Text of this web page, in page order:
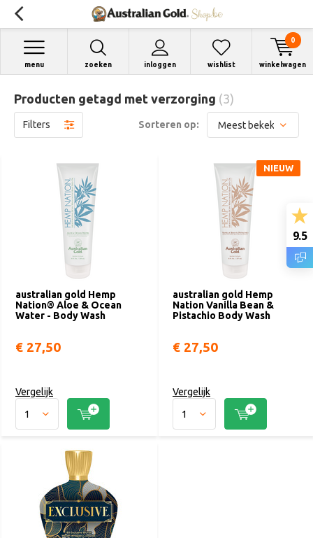
zoeken inloggen
menu wishlist winkelwagen
0
Producten getagd met verzorging (3)
Filters Sorteren op:
australian gold Hemp
Nation® Aloe & Ocean
Water - Body Wash
€ 27,50
Vergelijk
australian gold Hemp
Nation Vanilla Bean &
Pistachio Body Wash
NIEUW
€ 27,50
Vergelijk
9.5